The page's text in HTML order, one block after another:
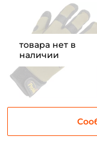
товара нет в
наличии